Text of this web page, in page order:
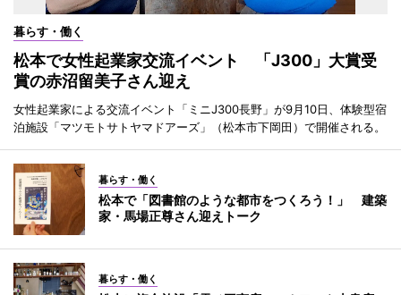
暮らす・働く
松本で女性起業家交流イベント 「J300」大賞受
賞の赤沼留美子さん迎え
女性起業家による交流イベント「ミニJ300長野」が9月10日、体験型宿
泊施設「マツモトサトヤマドアーズ」（松本市下岡田）で開催される。
暮らす・働く
松本で「図書館のような都市をつくろう！」 建築
家・馬場正尊さん迎えトーク
暮らす・働く